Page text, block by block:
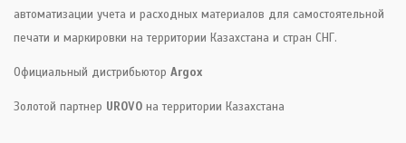
автоматизации учета и расходных материалов для самостоятельной
печати и маркировки на территории Казахстана и стран СНГ.
Официальный дистрибьютор Argox
Золотой партнер UROVO на территории Казахстана